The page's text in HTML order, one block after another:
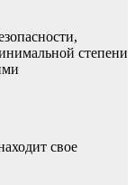
степени
свое